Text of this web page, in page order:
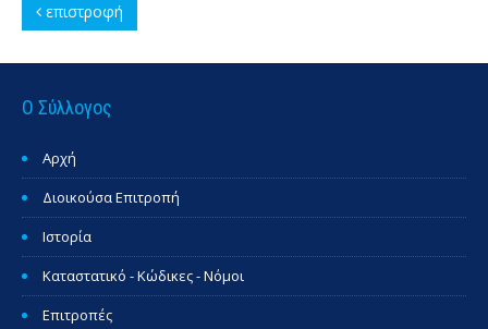
επιστροφή
Ο Σύλλογος
Αρχή
Διοικούσα Επιτροπή
Ιστορία
Καταστατικό - Κώδικες - Νόμοι
Επιτροπές